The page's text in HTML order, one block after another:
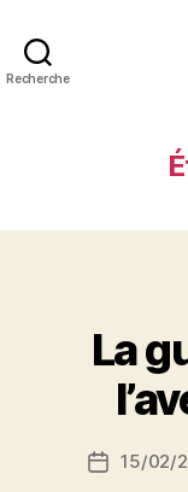
Recherche
La
Date15/02/